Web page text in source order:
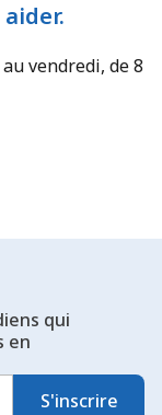
vendredi, de 8
qui
en
S'inscrire